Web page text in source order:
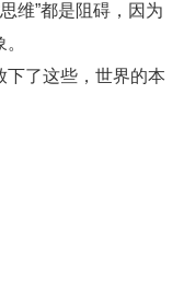
维”都是阻碍，因为
下了这些，世界的本